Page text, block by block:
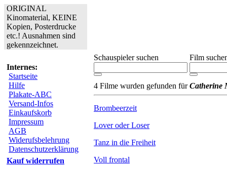
ORIGINAL
Kinomaterial, KEINE
Kopien, Posterdrucke
etc.! Ausnahmen sind
gekennzeichnet.
Internes:
Startseite
Hilfe
Plakate-ABC
Versand-Infos
Einkaufskorb
Impressum
AGB
Widerufsbelehrung
Datenschutzerklärung
Kauf widerrufen
Schauspieler suchen Film
4 Filme wurden gefunden fürCatherine
Brombeerzeit
Lover oder Loser
Tanz in die Freiheit
Voll frontal